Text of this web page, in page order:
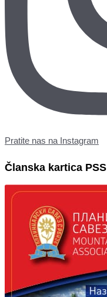
Pratite nas na Instagram
Članska kartica PSS